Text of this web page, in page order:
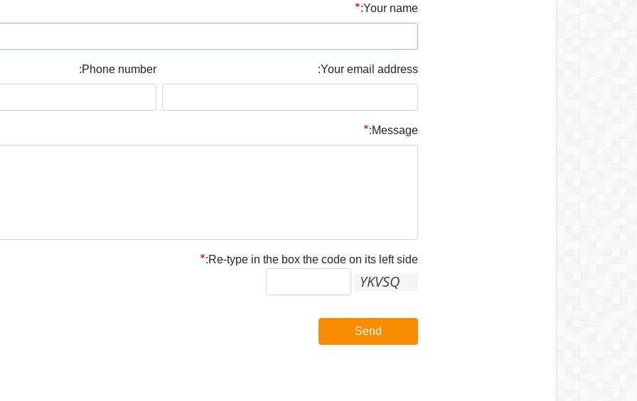
Your name:
Your email address:
Phone number:
Message:
Re-type in the box the code on its left side:
Send